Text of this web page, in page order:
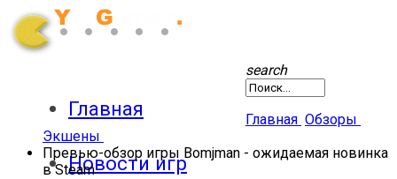
Главная
Новости игр
search
Главная Обзоры
Экшены
Превью-обзор игры Bomjman - ожидаемая новинка
в Steam